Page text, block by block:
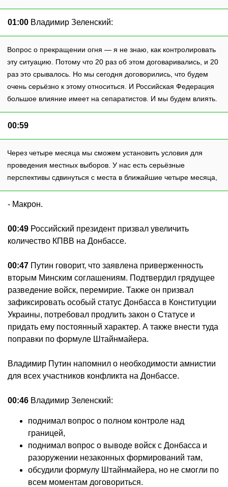
01:00 Владимир Зеленский:
Вопрос о прекращении огня — я не знаю, как контролировать
эту ситуацию. Потому что 20 раз об этом договаривались, и 20
раз это срывалось. Но мы сегодня договорились, что будем
очень серьёзно к этому относиться. И Российская Федерация
большое влияние имеет на сепаратистов. И мы будем влиять.
00:59
Через четыре месяца мы сможем установить условия для
проведения местных выборов. У нас есть серьёзные
перспективы сдвинуться с места в ближайшие четыре месяца,
- Макрон.
00:49 Российский президент призвал увеличить
количество КПВВ на Донбассе.
00:47 Путин говорит, что заявлена приверженность
вторым Минским соглашениям. Подтвердил грядущее
разведение войск, перемирие. Также он призвал
зафиксировать особый статус Донбасса в Конституции
Украины, потребовал продлить закон о Статусе и
придать ему постоянный характер. А также внести туда
поправки по формуле Штайнмайера.
Владимир Путин напомнил о необходимости амнистии
для всех участников конфликта на Донбассе.
00:46 Владимир Зеленский:
поднимал вопрос о полном контроле над
границей,
поднимал вопрос о выводе войск с Донбасса и
разоружении незаконных формирований там,
обсудили формулу Штайнмайера, но не смогли по
всем моментам договориться.